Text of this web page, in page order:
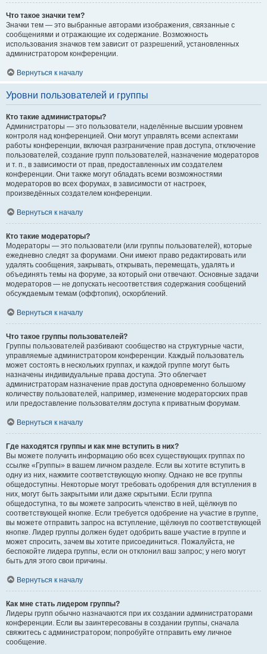
Что такое значки тем?
Значки тем — это выбранные авторами изображения, связанные с
сообщениями и отражающие их содержание. Возможность
использования значков тем зависит от разрешений, установленных
администратором конференции.
Вернуться к началу
Уровни пользователей и группы
Кто такие администраторы?
Администраторы — это пользователи, наделённые высшим уровнем
контроля над конференцией. Они могут управлять всеми аспектами
работы конференции, включая разграничение прав доступа, отключение
пользователей, создание групп пользователей, назначение модераторов
и т. п., в зависимости от прав, предоставленных им создателем
конференции. Они также могут обладать всеми возможностями
модераторов во всех форумах, в зависимости от настроек,
произведённых создателем конференции.
Вернуться к началу
Кто такие модераторы?
Модераторы — это пользователи (или группы пользователей), которые
ежедневно следят за форумами. Они имеют право редактировать или
удалять сообщения, закрывать, открывать, перемещать, удалять и
объединять темы на форуме, за который они отвечают. Основные задачи
модераторов — не допускать несоответствия содержания сообщений
обсуждаемым темам (оффтопик), оскорблений.
Вернуться к началу
Что такое группы пользователей?
Группы пользователей разбивают сообщество на структурные части,
управляемые администратором конференции. Каждый пользователь
может состоять в нескольких группах, и каждой группе могут быть
назначены индивидуальные права доступа. Это облегчает
администраторам назначение прав доступа одновременно большому
количеству пользователей, например, изменение модераторских прав
или предоставление пользователям доступа к приватным форумам.
Вернуться к началу
Где находятся группы и как мне вступить в них?
Вы можете получить информацию обо всех существующих группах по
ссылке «Группы» в вашем личном разделе. Если вы хотите вступить в
одну из них, нажмите соответствующую кнопку. Однако не все группы
общедоступны. Некоторые могут требовать одобрения для вступления в
них, могут быть закрытыми или даже скрытыми. Если группа
общедоступна, то вы можете запросить членство в ней, щёлкнув по
соответствующей кнопке. Если требуется одобрение на участие в группе,
вы можете отправить запрос на вступление, щёлкнув по соответствующей
кнопке. Лидер группы должен будет одобрить ваше участие в группе и
может спросить, зачем вы хотите присоединиться. Пожалуйста, не
беспокойте лидера группы, если он отклонил ваш запрос; у него могут
быть для этого свои причины.
Вернуться к началу
Как мне стать лидером группы?
Лидеры групп обычно назначаются при их создании администраторами
конференции. Если вы заинтересованы в создании группы, сначала
свяжитесь с администратором; попробуйте отправить ему личное
сообщение.